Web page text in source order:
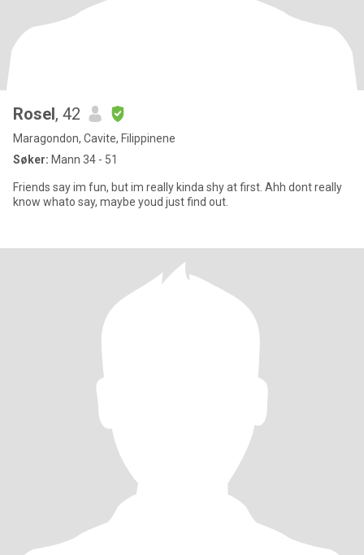
Rosel, 42
Maragondon, Cavite, Filippinene
Søker: Mann 34 - 51
Friends say im fun, but im really kinda shy at first. Ahh dont really
know whato say, maybe youd just find out.